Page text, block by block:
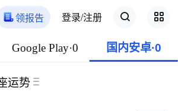
领报告 登录/注册
Google Play·0 国内安卓·0
运势